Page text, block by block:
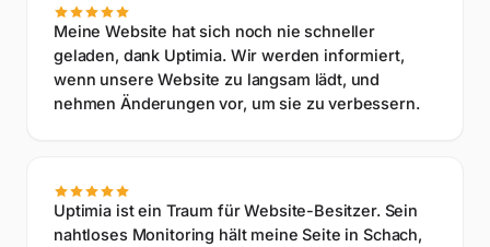
Meine Website hat sich noch nie schneller
geladen, dank Uptimia. Wir werden informiert,
wenn unsere Website zu langsam lädt, und
nehmen Änderungen vor, um sie zu verbessern.
Uptimia ist ein Traum für Website-Besitzer. Sein
nahtloses Monitoring hält meine Seite in Schach,